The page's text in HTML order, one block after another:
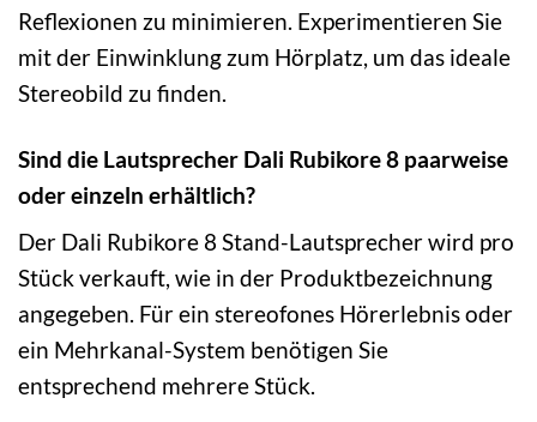
Reflexionen zu minimieren. Experimentieren Sie
mit der Einwinklung zum Hörplatz, um das ideale
Stereobild zu finden.
Sind die Lautsprecher Dali Rubikore 8 paarweise
oder einzeln erhältlich?
Der Dali Rubikore 8 Stand-Lautsprecher wird pro
Stück verkauft, wie in der Produktbezeichnung
angegeben. Für ein stereofones Hörerlebnis oder
ein Mehrkanal-System benötigen Sie
entsprechend mehrere Stück.